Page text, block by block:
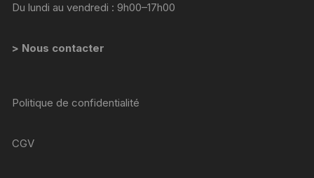
Du lundi au vendredi : 9h00–17h00
> Nous contacter
Politique de confidentialité
CGV